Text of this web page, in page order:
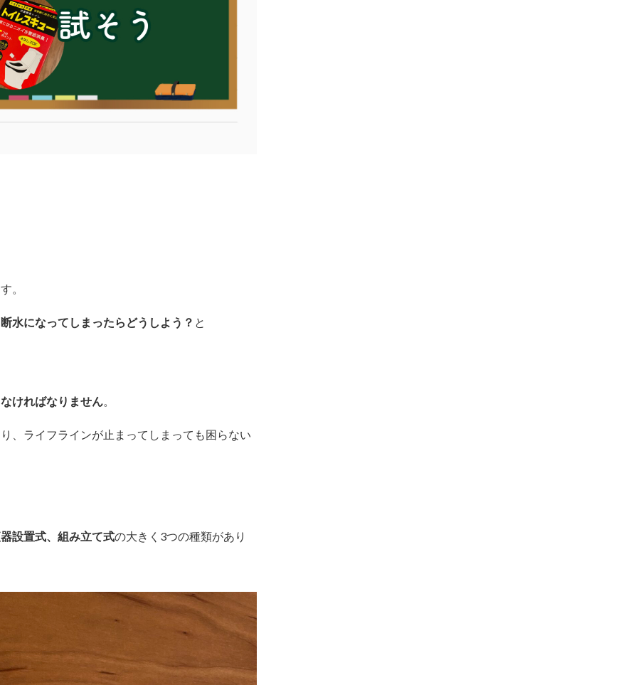
。
断水になってしまったらどうしよう？ と
ければなりません。
、ライフラインが止まってしまっても困らない
設置式、組み立て式の大きく3つの種類があり